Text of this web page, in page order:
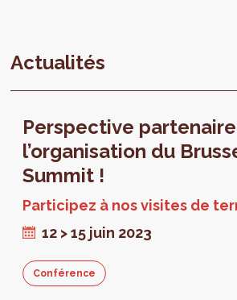
Actualités
Perspective
l’organisation du
Summit !
Participez à nos visites de
12 > 15 juin 2023
Conférence